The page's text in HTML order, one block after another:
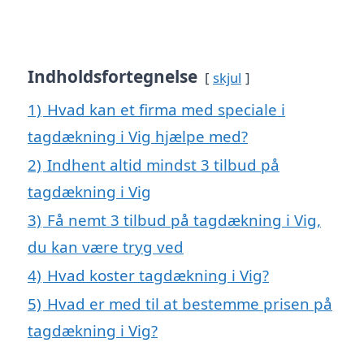
Indholdsfortegnelse skjul
1) Hvad kan et firma med speciale i
tagdækning i Vig hjælpe med?
2) Indhent altid mindst 3 tilbud på
tagdækning i Vig
3) Få nemt 3 tilbud på tagdækning i Vig,
du kan være tryg ved
4) Hvad koster tagdækning i Vig?
5) Hvad er med til at bestemme prisen på
tagdækning i Vig?